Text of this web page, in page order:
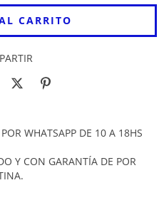
WHATSAPP DE 10 A 18HS
Y CON GARANTÍA DE POR